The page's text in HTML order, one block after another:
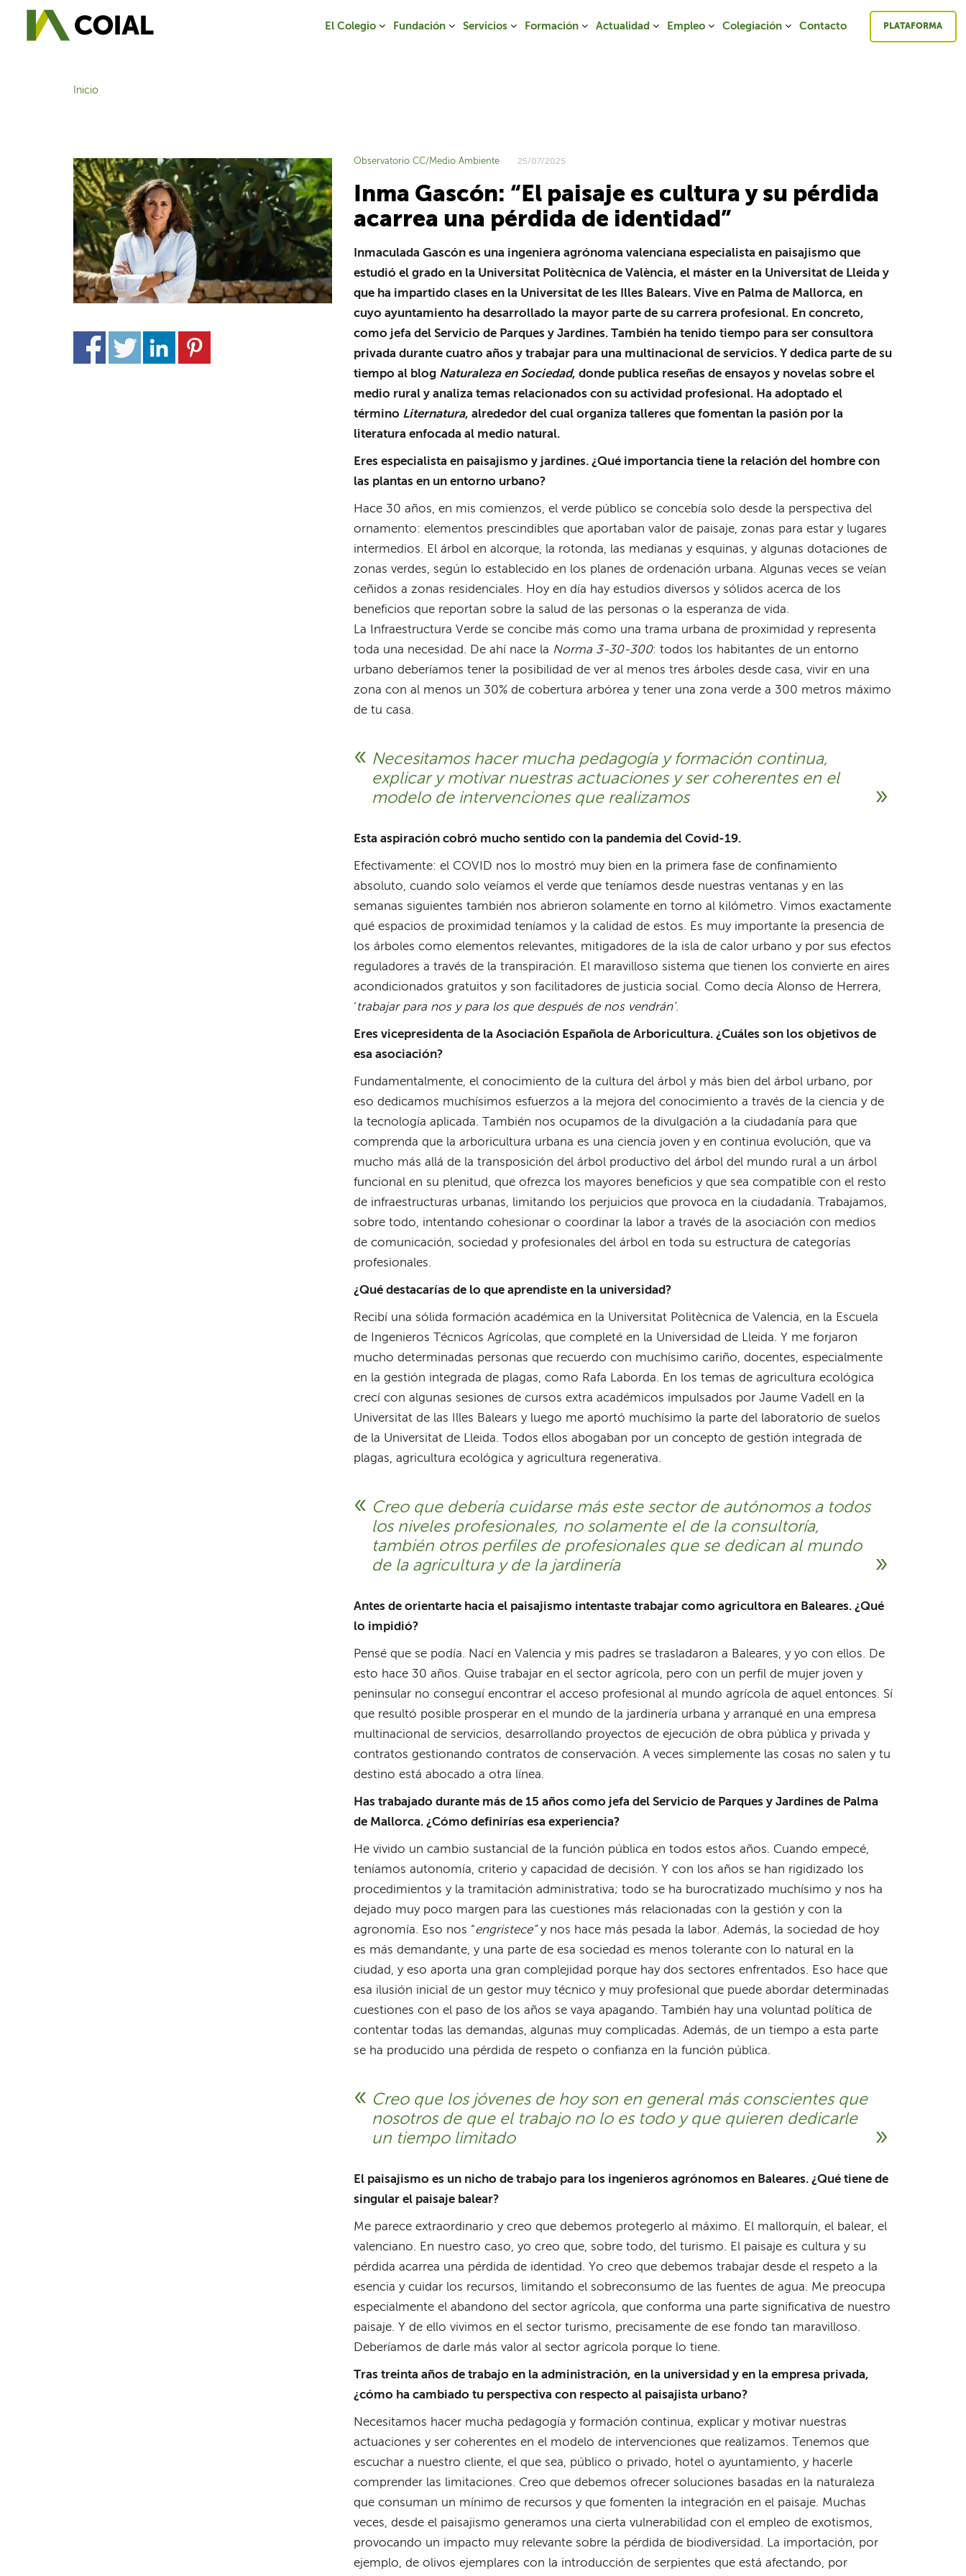
El Colegio Fundación Servicios Formación Actualidad Empleo Colegiación Contacto PLATAFORMA
Inicio
Observatorio CC/Medio Ambiente 25/07/2025
Inma Gascón: “El paisaje es cultura y su pérdida
acarrea una pérdida de identidad”
Inmaculada Gascón es una ingeniera agrónoma valenciana especialista en paisajismo que
estudió el grado en la Universitat Politècnica de València, el máster en la Universitat de Lleida y
que ha impartido clases en la Universitat de les Illes Balears. Vive en Palma de Mallorca, en
cuyo ayuntamiento ha desarrollado la mayor parte de su carrera profesional. En concreto,
como jefa del Servicio de Parques y Jardines. También ha tenido tiempo para ser consultora
privada durante cuatro años y trabajar para una multinacional de servicios. Y dedica parte de su
tiempo al blog Naturaleza en Sociedad, donde publica reseñas de ensayos y novelas sobre el
medio rural y analiza temas relacionados con su actividad profesional. Ha adoptado el
término Liternatura, alrededor del cual organiza talleres que fomentan la pasión por la
literatura enfocada al medio natural.
Eres especialista en paisajismo y jardines. ¿Qué importancia tiene la relación del hombre con
las plantas en un entorno urbano?
Hace 30 años, en mis comienzos, el verde público se concebía solo desde la perspectiva del
ornamento: elementos prescindibles que aportaban valor de paisaje, zonas para estar y lugares
intermedios. El árbol en alcorque, la rotonda, las medianas y esquinas, y algunas dotaciones de
zonas verdes, según lo establecido en los planes de ordenación urbana. Algunas veces se veían
ceñidos a zonas residenciales. Hoy en día hay estudios diversos y sólidos acerca de los
beneficios que reportan sobre la salud de las personas o la esperanza de vida.
La Infraestructura Verde se concibe más como una trama urbana de proximidad y representa
toda una necesidad. De ahí nace la Norma 3-30-300: todos los habitantes de un entorno
urbano deberíamos tener la posibilidad de ver al menos tres árboles desde casa, vivir en una
zona con al menos un 30% de cobertura arbórea y tener una zona verde a 300 metros máximo
de tu casa.
Necesitamos hacer mucha pedagogía y formación continua,
explicar y motivar nuestras actuaciones y ser coherentes en el
modelo de intervenciones que realizamos
Esta aspiración cobró mucho sentido con la pandemia del Covid-19.
Efectivamente: el COVID nos lo mostró muy bien en la primera fase de confinamiento
absoluto, cuando solo veíamos el verde que teníamos desde nuestras ventanas y en las
semanas siguientes también nos abrieron solamente en torno al kilómetro. Vimos exactamente
qué espacios de proximidad teníamos y la calidad de estos. Es muy importante la presencia de
los árboles como elementos relevantes, mitigadores de la isla de calor urbano y por sus efectos
reguladores a través de la transpiración. El maravilloso sistema que tienen los convierte en aires
acondicionados gratuitos y son facilitadores de justicia social. Como decía Alonso de Herrera,
‘trabajar para nos y para los que después de nos vendrán’.
Eres vicepresidenta de la Asociación Española de Arboricultura. ¿Cuáles son los objetivos de
esa asociación?
Fundamentalmente, el conocimiento de la cultura del árbol y más bien del árbol urbano, por
eso dedicamos muchísimos esfuerzos a la mejora del conocimiento a través de la ciencia y de
la tecnología aplicada. También nos ocupamos de la divulgación a la ciudadanía para que
comprenda que la arboricultura urbana es una ciencia joven y en continua evolución, que va
mucho más allá de la transposición del árbol productivo del árbol del mundo rural a un árbol
funcional en su plenitud, que ofrezca los mayores beneficios y que sea compatible con el resto
de infraestructuras urbanas, limitando los perjuicios que provoca en la ciudadanía. Trabajamos,
sobre todo, intentando cohesionar o coordinar la labor a través de la asociación con medios
de comunicación, sociedad y profesionales del árbol en toda su estructura de categorías
profesionales.
¿Qué destacarías de lo que aprendiste en la universidad?
Recibí una sólida formación académica en la Universitat Politècnica de Valencia, en la Escuela
de Ingenieros Técnicos Agrícolas, que completé en la Universidad de Lleida. Y me forjaron
mucho determinadas personas que recuerdo con muchísimo cariño, docentes, especialmente
en la gestión integrada de plagas, como Rafa Laborda. En los temas de agricultura ecológica
crecí con algunas sesiones de cursos extra académicos impulsados por Jaume Vadell en la
Universitat de las Illes Balears y luego me aportó muchísimo la parte del laboratorio de suelos
de la Universitat de Lleida. Todos ellos abogaban por un concepto de gestión integrada de
plagas, agricultura ecológica y agricultura regenerativa.
Creo que debería cuidarse más este sector de autónomos a todos
los niveles profesionales, no solamente el de la consultoría,
también otros perfiles de profesionales que se dedican al mundo
de la agricultura y de la jardinería
Antes de orientarte hacia el paisajismo intentaste trabajar como agricultora en Baleares. ¿Qué
lo impidió?
Pensé que se podía. Nací en Valencia y mis padres se trasladaron a Baleares, y yo con ellos. De
esto hace 30 años. Quise trabajar en el sector agrícola, pero con un perfil de mujer joven y
peninsular no conseguí encontrar el acceso profesional al mundo agrícola de aquel entonces. Sí
que resultó posible prosperar en el mundo de la jardinería urbana y arranqué en una empresa
multinacional de servicios, desarrollando proyectos de ejecución de obra pública y privada y
contratos gestionando contratos de conservación. A veces simplemente las cosas no salen y tu
destino está abocado a otra línea.
Has trabajado durante más de 15 años como jefa del Servicio de Parques y Jardines de Palma
de Mallorca. ¿Cómo definirías esa experiencia?
He vivido un cambio sustancial de la función pública en todos estos años. Cuando empecé,
teníamos autonomía, criterio y capacidad de decisión. Y con los años se han rigidizado los
procedimientos y la tramitación administrativa; todo se ha burocratizado muchísimo y nos ha
dejado muy poco margen para las cuestiones más relacionadas con la gestión y con la
agronomía. Eso nos “engristece”y nos hace más pesada la labor. Además, la sociedad de hoy
es más demandante, y una parte de esa sociedad es menos tolerante con lo natural en la
ciudad, y eso aporta una gran complejidad porque hay dos sectores enfrentados. Eso hace que
esa ilusión inicial de un gestor muy técnico y muy profesional que puede abordar determinadas
cuestiones con el paso de los años se vaya apagando. También hay una voluntad política de
contentar todas las demandas, algunas muy complicadas. Además, de un tiempo a esta parte
se ha producido una pérdida de respeto o confianza en la función pública.
Creo que los jóvenes de hoy son en general más conscientes que
nosotros de que el trabajo no lo es todo y que quieren dedicarle
un tiempo limitado
El paisajismo es un nicho de trabajo para los ingenieros agrónomos en Baleares. ¿Qué tiene de
singular el paisaje balear?
Me parece extraordinario y creo que debemos protegerlo al máximo. El mallorquín, el balear, el
valenciano. En nuestro caso, yo creo que, sobre todo, del turismo. El paisaje es cultura y su
pérdida acarrea una pérdida de identidad. Yo creo que debemos trabajar desde el respeto a la
esencia y cuidar los recursos, limitando el sobreconsumo de las fuentes de agua. Me preocupa
especialmente el abandono del sector agrícola, que conforma una parte significativa de nuestro
paisaje. Y de ello vivimos en el sector turismo, precisamente de ese fondo tan maravilloso.
Deberíamos de darle más valor al sector agrícola porque lo tiene.
Tras treinta años de trabajo en la administración, en la universidad y en la empresa privada,
¿cómo ha cambiado tu perspectiva con respecto al paisajista urbano?
Necesitamos hacer mucha pedagogía y formación continua, explicar y motivar nuestras
actuaciones y ser coherentes en el modelo de intervenciones que realizamos. Tenemos que
escuchar a nuestro cliente, el que sea, público o privado, hotel o ayuntamiento, y hacerle
comprender las limitaciones. Creo que debemos ofrecer soluciones basadas en la naturaleza
que consuman un mínimo de recursos y que fomenten la integración en el paisaje. Muchas
veces, desde el paisajismo generamos una cierta vulnerabilidad con el empleo de exotismos,
provocando un impacto muy relevante sobre la pérdida de biodiversidad. La importación, por
ejemplo, de olivos ejemplares con la introducción de serpientes que está afectando, por